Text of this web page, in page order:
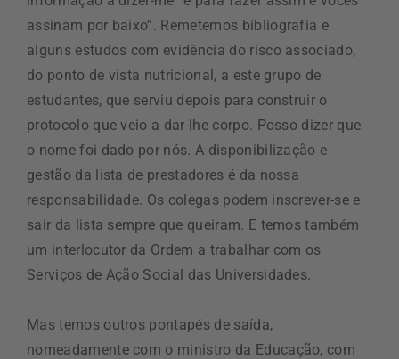
assinam por baixo”. Remetemos bibliografia e
alguns estudos com evidência do risco associado,
do ponto de vista nutricional, a este grupo de
estudantes, que serviu depois para construir o
protocolo que veio a dar-lhe corpo. Posso dizer que
o nome foi dado por nós. A disponibilização e
gestão da lista de prestadores é da nossa
responsabilidade. Os colegas podem inscrever-se e
sair da lista sempre que queiram. E temos também
um interlocutor da Ordem a trabalhar com os
Serviços de Ação Social das Universidades.
Mas temos outros pontapés de saída,
nomeadamente com o ministro da Educação, com